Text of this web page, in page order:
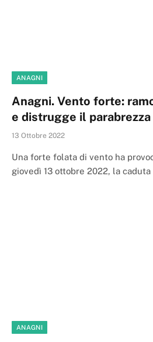
ANAGNI
Anagni. Vento forte:
e distrugge il parabrezza
13 Ottobre 2022
Una forte folata di vento ha
giovedì 13 ottobre 2022, la
ANAGNI